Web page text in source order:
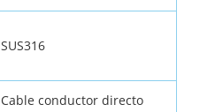
SUS316
Cable conductor directo